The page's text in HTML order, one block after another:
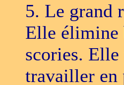
5. Le grand
Elle élimine
scories.
travailler en